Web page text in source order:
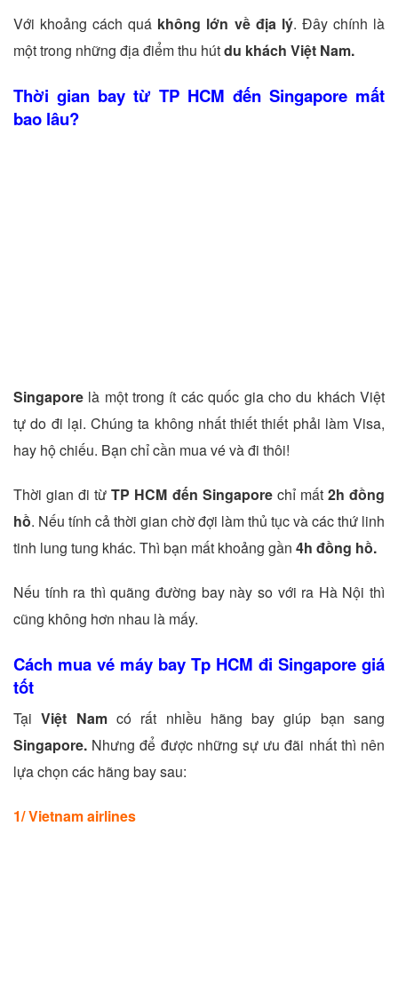
Với khoảng cách quá không lớn về địa lý. Đây chính là
một trong những địa điểm thu hútdu khách Việt Nam.
Thời gian bay từ TP HCM đến Singapore mất
bao lâu?
Singapore là một trong ít các quốc gia cho du khách Việt
tự do đi lại. Chúng ta không nhất thiết thiết phải làm Visa,
hay hộ chiếu. Bạn chỉ cần mua vé và đi thôi!
Thời gian đi từTP HCM đến Singaporechỉ mất 2h đồng
hồ. Nếu tính cả thời gian chờ đợi làm thủ tục và các thứ linh
tinh lung tung khác. Thì bạn mất khoảng gần 4h đồng hồ.
Nếu tính ra thì quãng đường bay này so với ra Hà Nội thì
cũng không hơn nhau là mấy.
Cách mua vé máy bay Tp HCM đi Singapore giá
tốt
TạiViệt Namcó rất nhiều hãng bay giúp bạn sang
Singapore. Nhưng để được những sự ưu đãi nhất thì nên
lựa chọn các hãng bay sau:
1/ Vietnam airlines